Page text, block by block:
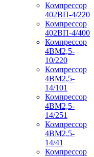
Компрессор
402ВП-4/220
Компрессор
402ВП-4/400
Компрессор
4ВМ2,5-
10/220
Компрессор
4ВМ2,5-
14/101
Компрессор
4ВМ2,5-
14/251
Компрессор
4ВМ2,5-
14/41
Компрессор